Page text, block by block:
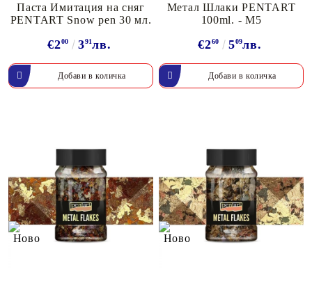
Паста Имитация на сняг
PENTART Snow pen 30 мл.
€200 391лв.
Метал Шлаки PENTART
100ml. - M5
€260 509лв.